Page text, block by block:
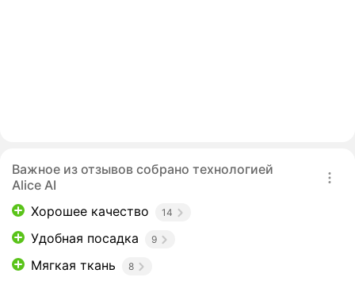
Важное из отзывов собрано технологией
Alice AI
Хорошее качество
14
Удобная посадка 9
Мягкая ткань 8